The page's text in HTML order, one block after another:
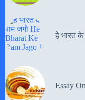
हे भारत के
Essay